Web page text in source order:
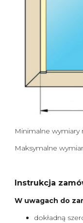
Minimalne wymiary
Maksymalne
Instrukcja
W uwagach do
dokładną